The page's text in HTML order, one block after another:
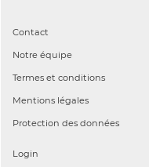
Contact
Notre équipe
Termes et conditions
Mentions légales
Protection des données
Login